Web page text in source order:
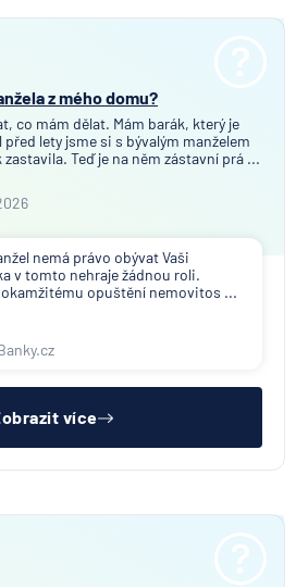
z mého domu?
co mám dělat. Mám barák, který je
lety jsme si s bývalým manželem
Teď je na něm zástavní prá ...
nemá právo obývat Vaši
v tomto nehraje žádnou roli.
okamžitému opuštění nemovitos ...
více